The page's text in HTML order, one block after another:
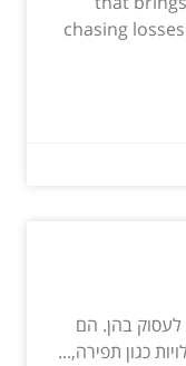
chasing
לעסוק בהן. הם
כגון תפירה,...